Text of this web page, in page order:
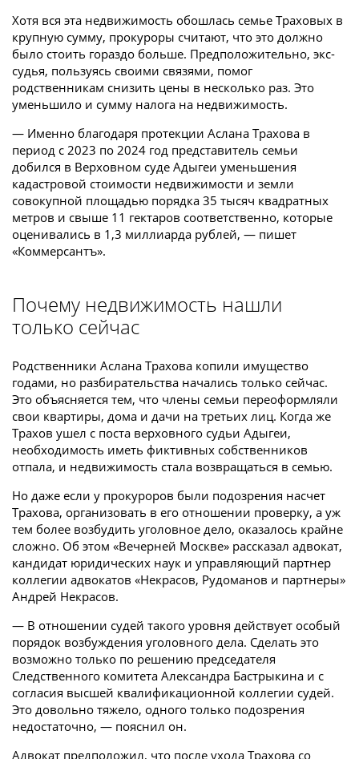
Хотя вся эта недвижимость обошлась семье Траховых в
крупную сумму, прокуроры считают, что это должно
было стоить гораздо больше. Предположительно, экс-
судья, пользуясь своими связями, помог
родственникам снизить цены в несколько раз. Это
уменьшило и сумму налога на недвижимость.
— Именно благодаря протекции Аслана Трахова в
период с 2023 по 2024 год представитель семьи
добился в Верховном суде Адыгеи уменьшения
кадастровой стоимости недвижимости и земли
совокупной площадью порядка 35 тысяч квадратных
метров и свыше 11 гектаров соответственно, которые
оценивались в 1,3 миллиарда рублей, — пишет
«Коммерсантъ».
Почему недвижимость нашли
только сейчас
Родственники Аслана Трахова копили имущество
годами, но разбирательства начались только сейчас.
Это объясняется тем, что члены семьи переоформляли
свои квартиры, дома и дачи на третьих лиц. Когда же
Трахов ушел с поста верховного судьи Адыгеи,
необходимость иметь фиктивных собственников
отпала, и недвижимость стала возвращаться в семью.
Но даже если у прокуроров были подозрения насчет
Трахова, организовать в его отношении проверку, а уж
тем более возбудить уголовное дело, оказалось крайне
сложно. Об этом «Вечерней Москве» рассказал адвокат,
кандидат юридических наук и управляющий партнер
коллегии адвокатов «Некрасов, Рудоманов и партнеры»
Андрей Некрасов.
— В отношении судей такого уровня действует особый
порядок возбуждения уголовного дела. Сделать это
возможно только по решению председателя
Следственного комитета Александра Бастрыкина и с
согласия высшей квалификационной коллегии судей.
Это довольно тяжело, одного только подозрения
недостаточно, — пояснил он.
Адвокат предположил, что после ухода Трахова со